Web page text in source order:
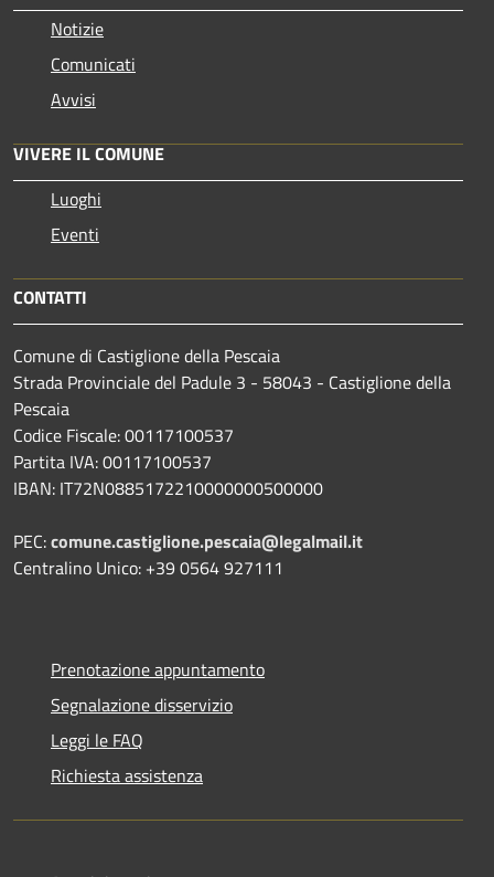
Notizie
Comunicati
Avvisi
VIVERE IL COMUNE
Luoghi
Eventi
CONTATTI
Comune di Castiglione della Pescaia
Strada Provinciale del Padule 3 - 58043 - Castiglione della
Pescaia
Codice Fiscale: 00117100537
Partita IVA: 00117100537
IBAN: IT72N0885172210000000500000
PEC:comune.castiglione.pescaia@legalmail.it
Centralino Unico: +39 0564 927111
Prenotazione appuntamento
Segnalazione disservizio
Leggi le FAQ
Richiesta assistenza